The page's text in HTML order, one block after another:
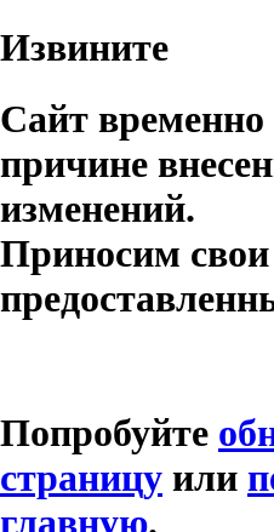
Извините
Сайт временно
причине
изменений.
Приносим свои
Попробуйте
страницу или
главную.